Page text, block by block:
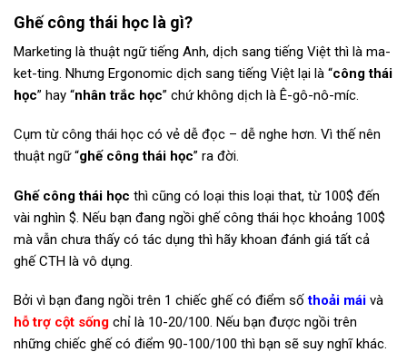
Ghế công thái học là gì?
Marketing là thuật ngữ tiếng Anh, dịch sang tiếng Việt thì là ma-
ket-ting. Nhưng Ergonomic dịch sang tiếng Việt lại là “công thái
học” hay “nhân trắc học” chứ không dịch là Ê-gô-nô-míc.
Cụm từ công thái học có vẻ dễ đọc – dễ nghe hơn. Vì thế nên
thuật ngữ “ghế công thái học” ra đời.
Ghế công thái học thì cũng có loại this loại that, từ 100$ đến
vài nghìn $. Nếu bạn đang ngồi ghế công thái học khoảng 100$
mà vẫn chưa thấy có tác dụng thì hãy khoan đánh giá tất cả
ghế CTH là vô dụng.
Bởi vì bạn đang ngồi trên 1 chiếc ghế có điểm số thoải mái và
hỗ trợ cột sống chỉ là 10-20/100. Nếu bạn được ngồi trên
những chiếc ghế có điểm 90-100/100 thì bạn sẽ suy nghĩ khác.